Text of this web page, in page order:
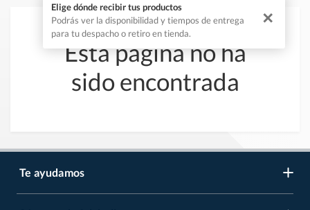
Elige dónde recibir tus productos
Podrás ver la disponibilidad y tiempos de entrega
para tu despacho o retiro en tienda.
✕
Esta página no ha
sido encontrada
Te ayudamos